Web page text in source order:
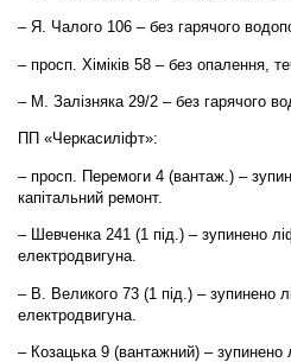
– Я. Чалого 106 – без гарячого
– просп. Хіміків 58 – без опалення,
– М. Залізняка 29/2 – без гарячого
ПП «Черкасиліфт»:
– просп. Перемоги 4 (вантаж.) –
капітальний ремонт.
– Шевченка 241 (1 під.) – зупинено
електродвигуна.
– В. Великого 73 (1 під.) – зупинено
електродвигуна.
– Козацька 9 (вантажний) – зупинено